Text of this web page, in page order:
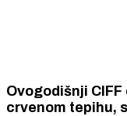
Ovogodišnji
crvenom tepihu,